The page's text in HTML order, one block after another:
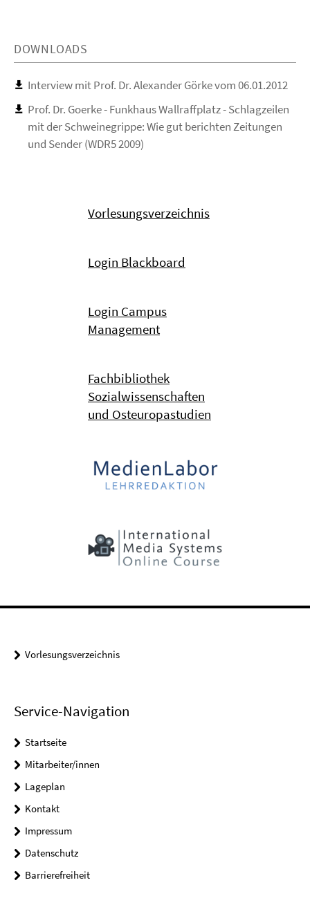
DOWNLOADS
Interview mit Prof. Dr. Alexander Görke vom 06.01.2012
Prof. Dr. Goerke - Funkhaus Wallraffplatz - Schlagzeilen
mit der Schweinegrippe: Wie gut berichten Zeitungen
und Sender (WDR5 2009)
Vorlesungsverzeichnis
Login Blackboard
Login Campus
Management
Fachbibliothek
Sozialwissenschaften
und Osteuropastudien
Vorlesungsverzeichnis
Service-Navigation
Startseite
Mitarbeiter/innen
Lageplan
Kontakt
Impressum
Datenschutz
Barrierefreiheit